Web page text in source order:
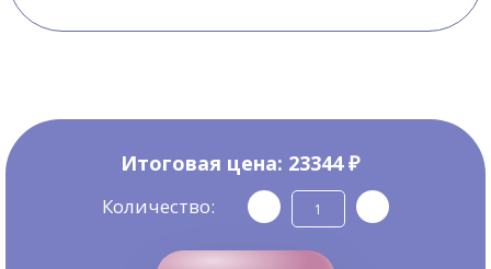
Итоговая цена: 23344 ₽
Количество: